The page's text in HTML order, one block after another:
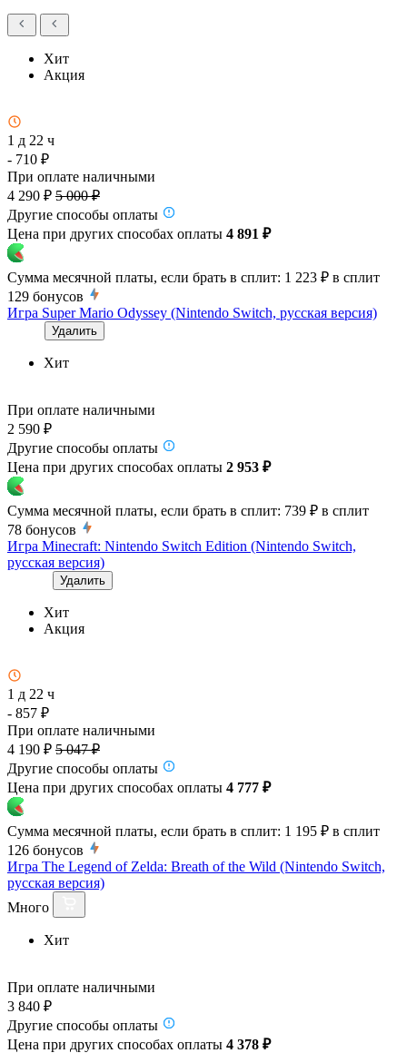
Хит
Акция
1 д 22 ч
- 710 ₽
При оплате наличными
4 290 ₽ 5 000 ₽
Другие способы оплаты
Цена при других способах оплаты 4 891 ₽
Сумма месячной платы, если брать в сплит: 1 223 ₽ в сплит
129 бонусов
Игра Super Mario Odyssey (Nintendo Switch, русская версия)
Удалить
Хит
При оплате наличными
2 590 ₽
Другие способы оплаты
Цена при других способах оплаты 2 953 ₽
Сумма месячной платы, если брать в сплит: 739 ₽ в сплит
78 бонусов
Игра Minecraft: Nintendo Switch Edition (Nintendo Switch,
русская версия)
Удалить
Хит
Акция
1 д 22 ч
- 857 ₽
При оплате наличными
4 190 ₽ 5 047 ₽
Другие способы оплаты
Цена при других способах оплаты 4 777 ₽
Сумма месячной платы, если брать в сплит: 1 195 ₽ в сплит
126 бонусов
Игра The Legend of Zelda: Breath of the Wild (Nintendo Switch,
русская версия)
Много
Хит
При оплате наличными
3 840 ₽
Другие способы оплаты
Цена при других способах оплаты 4 378 ₽